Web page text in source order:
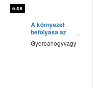
6:08
A környezet
befolyása az
életünkre
Gyereahogyvagy